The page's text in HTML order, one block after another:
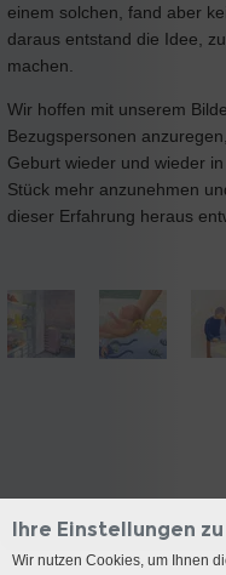
einem solchen, fand aber
daraus entstand die Idee,
machen.
Wir hoffen mit unserem
Bezugspersonen
Geburt wieder und wieder
Stück mehr anzunehmen
dieser Erfahrung heraus
Ihre Einstellungen
Wir nutzen Cookies, um Ihnen